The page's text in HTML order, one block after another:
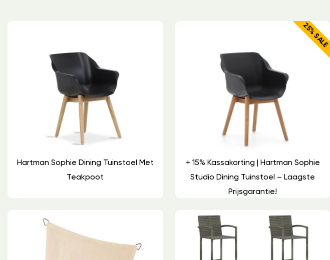
Hartman Sophie Dining Tuinstoel Met
Teakpoot
25% SALE
+ 15% Kassakorting | Hartman Sophie
Studio Dining Tuinstoel – Laagste
Prijsgarantie!